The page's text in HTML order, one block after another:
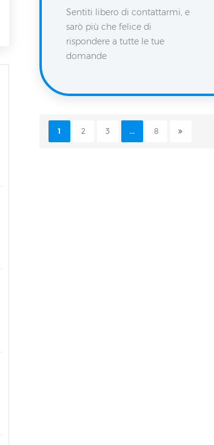
Sentiti libero di contattarmi, e
sarò più che felice di
rispondere a tutte le tue
domande
1 2 3 ... 8